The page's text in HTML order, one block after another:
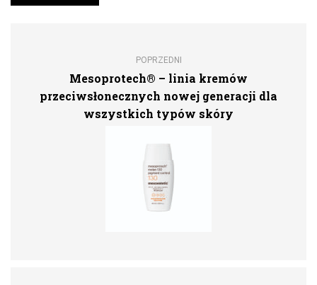
POPRZEDNI
Mesoprotech® – linia kremów
przeciwsłonecznych nowej generacji dla
wszystkich typów skóry